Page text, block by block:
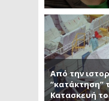
Από την
“κατάκτηση”
Κατασκευή